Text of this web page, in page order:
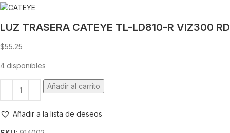
LUZ TRASERA CATEYE TL-LD810-R VIZ300 RD
$55.25
4 disponibles
Añadir al carrito
Añadir a la lista de deseos